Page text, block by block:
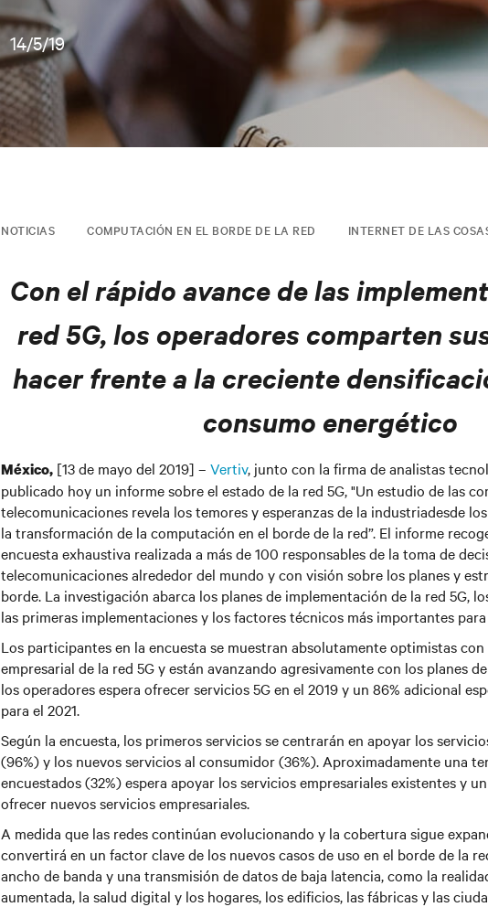
14/5/19
NOTICIAS COMPUTACIÓN EN EL BORDE DE LA RED INTERNET DE LAS
Con el rápido avance de las
red 5G, los operadores comparten
hacer frente a la creciente
consumo energético
México, [13 de mayo del 2019] – Vertiv, junto con la firma de analistas
publicado hoy un informe sobre el estado de la red 5G,"Un estudio de las
telecomunicaciones revela los temores y esperanzas de la industriadesde
la transformación de la computación en el borde de la red”. El informe
encuesta exhaustiva realizada a más de 100 responsables de la toma de
telecomunicaciones alrededor del mundo y con visión sobre los planes y
borde. La investigación abarca los planes de implementación de la red 5G,
las primeras implementaciones y los factores técnicos más importantes
Los participantes en la encuesta se muestran absolutamente optimistas
empresarial de la red 5G y están avanzando agresivamente con los planes
los operadores espera ofrecer servicios 5G en el 2019 y un 86% adicional
para el 2021.
Según la encuesta, los primeros servicios se centrarán en apoyar los
(96%) y los nuevos servicios al consumidor (36%). Aproximadamente una
encuestados (32%) espera apoyar los servicios empresariales existentes y
ofrecer nuevos servicios empresariales.
A medida que las redes continúan evolucionando y la cobertura sigue
convertirá en un factor clave de los nuevos casos de uso en el borde de la
ancho de banda y una transmisión de datos de baja latencia, como la
aumentada, la salud digital y los hogares, los edificios, las fábricas y las